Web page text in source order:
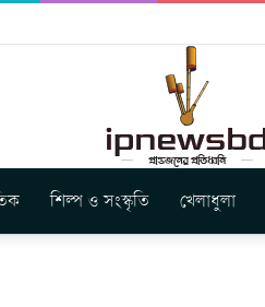
‘Baljanggi’
শিল্প ও সংস্কৃতি খেলাধুলা